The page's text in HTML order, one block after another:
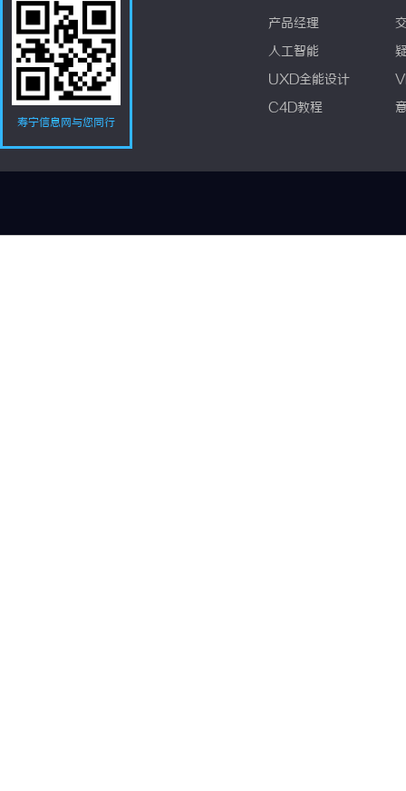
寿宁信息网与您同行
产品经理
人工智能
UXD全能设计
C4D教程